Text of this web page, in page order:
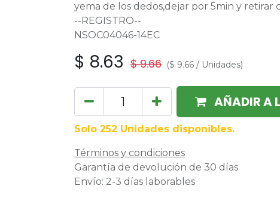
yema de los dedos,dejar por 5min y retirar
--REGISTRO--
NSOC04046-14EC
$ 8.63 $9.66 ($ 9.66 / Unidades)
AÑADIR A
Solo 252 Unidades disponibles.
Términos y condiciones
Garantía de devolución de 30 días
Envío: 2-3 días laborables